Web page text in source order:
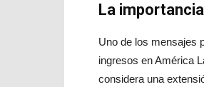
La
Uno de los mensajes
ingresos en América
considera una